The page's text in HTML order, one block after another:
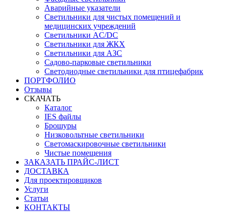
Аварийные указатели
Светильники для чистых помещений и
медицинских учреждений
Светильники AC/DC
Светильники для ЖКХ
Светильники для АЗС
Садово-парковые светильники
Светодиодные светильники для птицефабрик
ПОРТФОЛИО
Отзывы
СКАЧАТЬ
Каталог
IES файлы
Брошуры
Низковольтные светильники
Светомаскировочные светильники
Чистые помещения
ЗАКАЗАТЬ ПРАЙС-ЛИСТ
ДОСТАВКА
Для проектировщиков
Услуги
Статьи
КОНТАКТЫ